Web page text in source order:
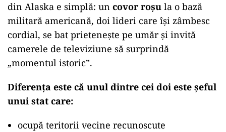
din Alaska e simplă: un covor roșu la o bază
militară americană, doi lideri care își zâmbesc
cordial, se bat prietenește pe umăr și invită
camerele de televiziune să surprindă
„momentul istoric”.
Diferența este că unul dintre cei doi este șeful
unui stat care:
ocupă teritorii vecine recunoscute